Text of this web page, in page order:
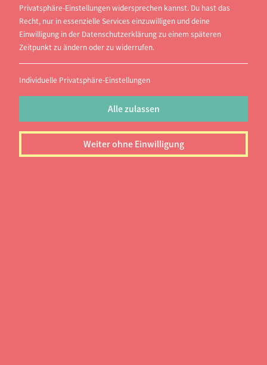
Privatsphäre-Einstellungen widersprechen kannst. Du hast das
Recht, nur in essenzielle Services einzuwilligen und deine
Einwilligung in der Datenschutzerklärung zu einem späteren
Zeitpunkt zu ändern oder zu widerrufen.
Individuelle Privatsphäre-Einstellungen
Alle zulassen
Weiter ohne Einwilligung
Email angeklickt hast.
Vorname*
Nachname*